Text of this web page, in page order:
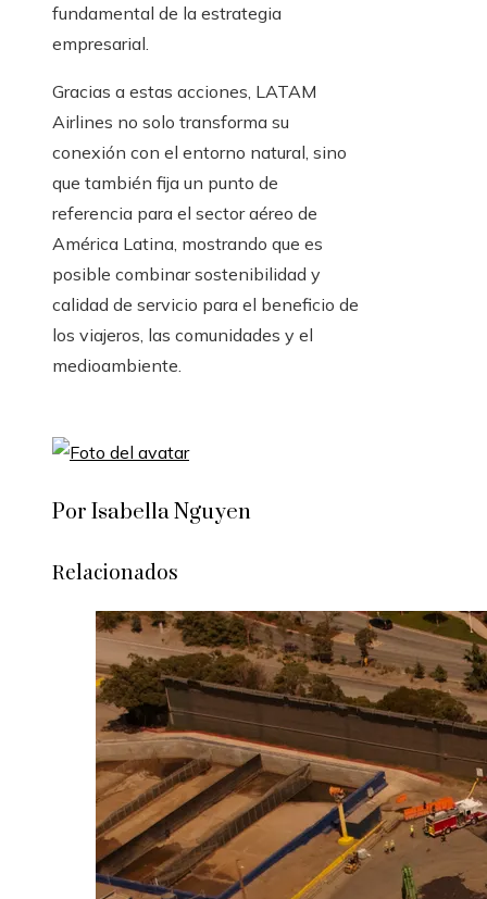
fundamental de la estrategia
empresarial.
Gracias a estas acciones, LATAM
Airlines no solo transforma su
conexión con el entorno natural, sino
que también fija un punto de
referencia para el sector aéreo de
América Latina, mostrando que es
posible combinar sostenibilidad y
calidad de servicio para el beneficio de
los viajeros, las comunidades y el
medioambiente.
Por Isabella Nguyen
Relacionados